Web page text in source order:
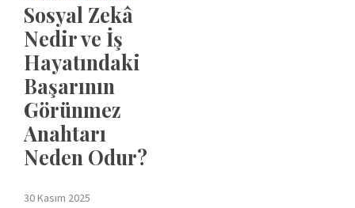
Sosyal Zekâ
Nedir ve İş
Hayatındaki
Başarının
Görünmez
Anahtarı
Neden Odur?
30 Kasım 2025